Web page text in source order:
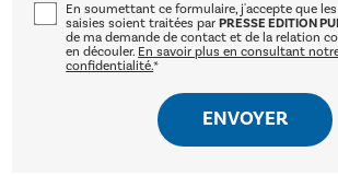
En soumettant ce formulaire, j'accepte que
saisies soient traitées parPRESSE EDITION
de ma demande de contact et de la relation
en découler. En savoir plus en consultant
confidentialité.*